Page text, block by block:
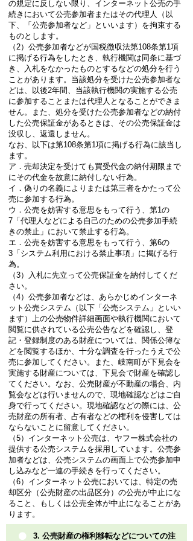
の規定に反しない限り、インターネット公売の手
続きにおいて公売参加者またはその代理人（以
下、「公売参加者など」といいます）を拘束する
ものとします。
（2）公売参加者などが国税徴収法第108条第1項
に掲げる行為をしたとき、執行機関は同条に基づ
き、入札をなかったものとするなどの処分を行う
ことがあります。当該処分を受けた公売参加者な
どは、以後2年間、当該執行機関の実施する公売
に参加することまたは代理人となることができま
せん。また、処分を受けた公売参加者などの納付
した公売保証金があるときは、その公売保証金は
没収し、返還しません。
なお、以下は第108条第1項に掲げる行為に該当し
ます。
ア．売却決定を受けても買受代金の納付期限まで
にその代金を故意に納付しない行為。
イ．偽りの名義によりまたは第三者をかたって公
売に参加する行為。
ウ．公売を妨害する意思をもって行う、第1の
7「代理人などによる自己のための公売参加手続
きの禁止」において禁止する行為。
エ．公売を妨害する意思をもって行う、第6の
3「システム利用における禁止事項」に掲げる行
為。
（3）入札に先立って公売保証金を納付してくだ
さい。
（4）公売参加者などは、あらかじめインターネ
ット公売システム（以下「公売システム」といい
ます）上の公売物件詳細画面や執行機関において
閲覧に供されている公売公告などを確認し、登
記・登録制度のある財産については、関係公簿な
どを閲覧するほか、十分な調査を行ったうえで公
売に参加してください。また、岐南町が下見会を
実施する財産については、下見会で財産を確認し
てください。なお、公売財産が不動産の場合、内
覧会などは行いませんので、現地確認などはご自
身で行ってください。現地確認などの際には、公
売財産の所有者、占有者などの権利を侵害しては
ならないことに留意してください。
（5）インターネット公売は、ヤフー株式会社の
提供する公売システムを採用しています。公売参
加者などは、公売システムの画面上で公売参加申
し込みなど一連の手続きを行ってください。
（6）インターネット公売においては、特定の売
却区分（公売財産の出品区分）の公売が中止にな
ること、もしくは公売全体が中止になることがあ
ります。
3. 公売財産の権利移転などについての注